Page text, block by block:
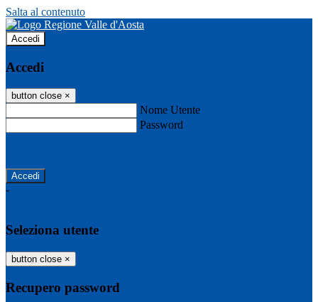
Salta al contenuto
Accedi
Accedi
button close ×
Nome Utente
Password
-
Seleziona utente
button close ×
Recupero password